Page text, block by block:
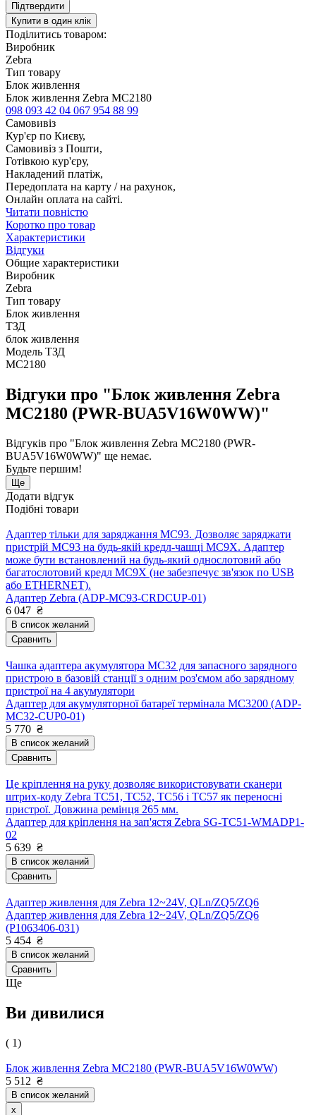
Підтвердити
Купити в один клік
Поділитись товаром:
Виробник
Zebra
Тип товару
Блок живлення
Блок живлення Zebra MC2180
098 093 42 04 067 954 88 99
Самовивіз
Кур'єр по Києву,
Самовивіз з Пошти,
Готівкою кур'єру,
Накладений платіж,
Передоплата на карту / на рахунок,
Онлайн оплата на сайті.
Читати повністю
Коротко про товар
Характеристики
Відгуки
Общие характеристики
Виробник
Zebra
Тип товару
Блок живлення
ТЗД
блок живлення
Модель ТЗД
MC2180
Відгуки про "Блок живлення Zebra
MC2180 (PWR-BUA5V16W0WW)"
Відгуків про "Блок живлення Zebra MC2180 (PWR-
BUA5V16W0WW)" ще немає.
Будьте першим!
Ще
Додати відгук
Подібні товари
Адаптер тільки для заряджання MC93. Дозволяє заряджати
пристрій MC93 на будь-якій кредл-чашці MC9X. Адаптер
може бути встановлений на будь-який однослотовий або
багатослотовий кредл MC9X (не забезпечує зв'язок по USB
або ETHERNET).
Адаптер Zebra (ADP-MC93-CRDCUP-01)
6 047 ₴
В список желаний
Сравнить
Чашка адаптера акумулятора MC32 для запасного зарядного
пристрою в базовій станції з одним роз'ємом або зарядному
пристрої на 4 акумулятори
Адаптер для акумуляторної батареї термінала MC3200 (ADP-
MC32-CUP0-01)
5 770 ₴
В список желаний
Сравнить
Це кріплення на руку дозволяє використовувати сканери
штрих-коду Zebra TC51, TC52, TC56 і TC57 як переносні
пристрої. Довжина ремінця 265 мм.
Адаптер для кріплення на зап'ястя Zebra SG-TC51-WMADP1-
02
5 639 ₴
В список желаний
Сравнить
Адаптер живлення для Zebra 12~24V, QLn/ZQ5/ZQ6
Адаптер живлення для Zebra 12~24V, QLn/ZQ5/ZQ6
(P1063406-031)
5 454 ₴
В список желаний
Сравнить
Ще
Ви дивилися
( 1)
Блок живлення Zebra MC2180 (PWR-BUA5V16W0WW)
5 512 ₴
В список желаний
x